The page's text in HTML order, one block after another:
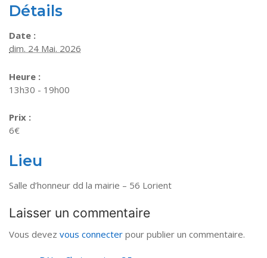
Détails
Date :
dim. 24 Mai. 2026
Heure :
13h30 - 19h00
Prix :
6€
Lieu
Salle d’honneur dd la mairie – 56 Lorient
Laisser un commentaire
Vous devez vous connecter pour publier un commentaire.